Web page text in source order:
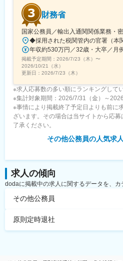
財務省
国家公務員／輸出入通関関係業務・
掲載予定期間： 2026/7/23（木） 〜
2026/10/21（水）
更新日： 2026/7/23（木）
※求人応募数の多い順にランキングして
※集計対象期間：2026/7/31（金）～
※事情により掲載終了予定日よりも前に
ざいます。その場合は当サイトから応
了承ください。
その他公務員の人気求
求人の傾向
dodaに掲載中の求人に関するデータを、カ
その他公務員
原則定時退社